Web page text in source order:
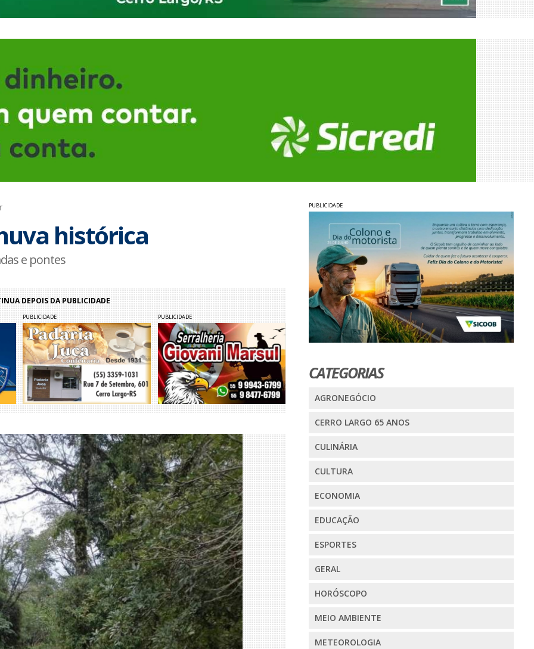
histórica
e pontes
DEPOIS DA PUBLICIDADE
PUBLICIDADE PUBLICIDADE
PUBLICIDADE
CATEGORIAS
AGRONEGÓCIO
CERRO LARGO 65 ANOS
CULINÁRIA
CULTURA
ECONOMIA
EDUCAÇÃO
ESPORTES
GERAL
HORÓSCOPO
MEIO AMBIENTE
METEOROLOGIA